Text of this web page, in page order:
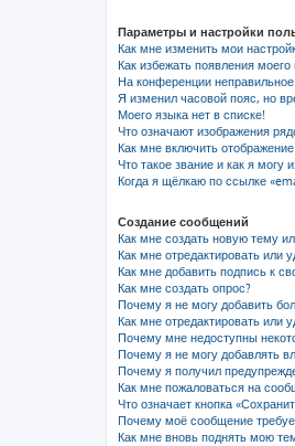
Параметры и настройки
Как мне изменить мои
Как избежать появления
На конференции
Я изменил часовой пояс, но
Моего языка нет в списке!
Что означают изображения
Как мне включить
Что такое звание и как я могу
Когда я щёлкаю по ссылке
Создание сообщений
Как мне создать новую тему
Как мне отредактировать или
Как мне добавить подпись к
Как мне создать опрос?
Почему я не могу добавить
Как мне отредактировать или
Почему мне недоступны
Почему я не могу добавлять
Почему я получил
Как мне пожаловаться на
Что означает кнопка
Почему моё сообщение
Как мне вновь поднять мою